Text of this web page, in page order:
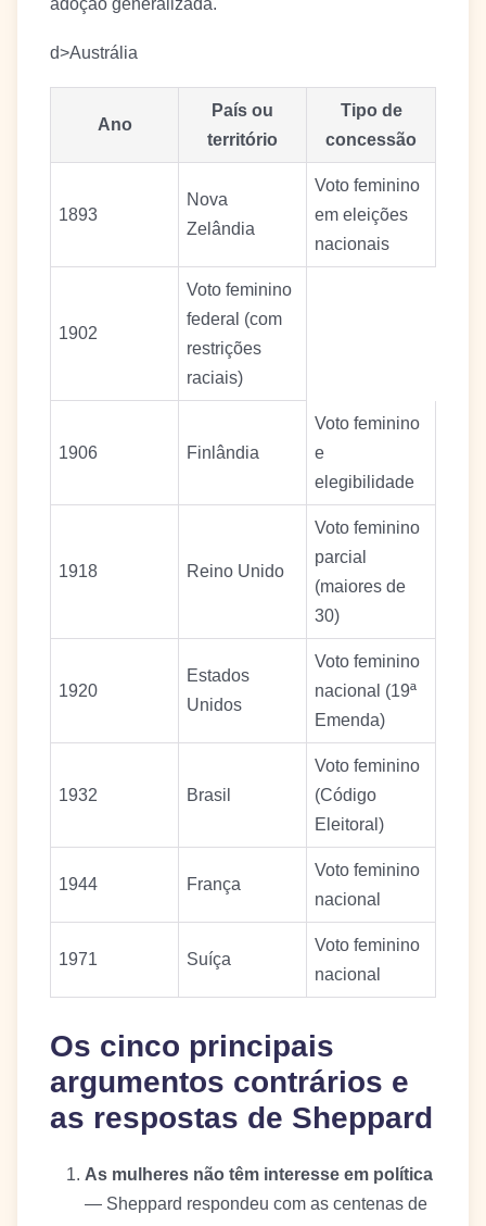
d>Austrália
Ano
País ou
território
Tipo de
concessão
1893
Nova
Zelândia
Voto feminino
em eleições
nacionais
1902
Voto feminino
federal (com
restrições
raciais)
1906 Finlândia
Voto feminino
e
elegibilidade
1918 Reino Unido
Voto feminino
parcial
(maiores de
30)
1920
Estados
Unidos
Voto feminino
nacional (19ª
Emenda)
1932 Brasil
Voto feminino
(Código
Eleitoral)
1944 França
Voto feminino
nacional
1971 Suíça
Voto feminino
nacional
Os cinco principais
argumentos contrários e
as respostas de Sheppard
As mulheres não têm interesse em política
— Sheppard respondeu com as centenas de